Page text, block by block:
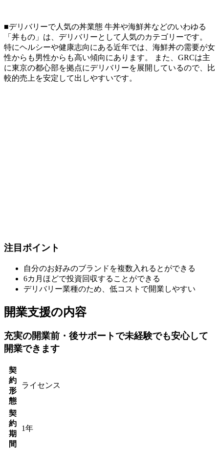
■デリバリーで人気の丼業態 牛丼や海鮮丼などのいわゆる
「丼もの」は、デリバリーとして人気のカテゴリーです。
特にヘルシーや健康志向にある近年では、海鮮丼の需要が女
性からも男性からも高い傾向にあります。 また、GRCは主
に東京の都心部を拠点にデリバリーを展開しているので、比
較的売上を安定して出しやすいです。
注目ポイント
自分のお好みのブランドを複数入れるとができる
6カ月ほどで投資回収することができる
デリバリー業種のため、低コストで開業しやすい
開業支援の内容
充実の開業前・後サポートで未経験でも安心して
開業できます
契
約
形
態
ライセンス
契
約
期
間
1年